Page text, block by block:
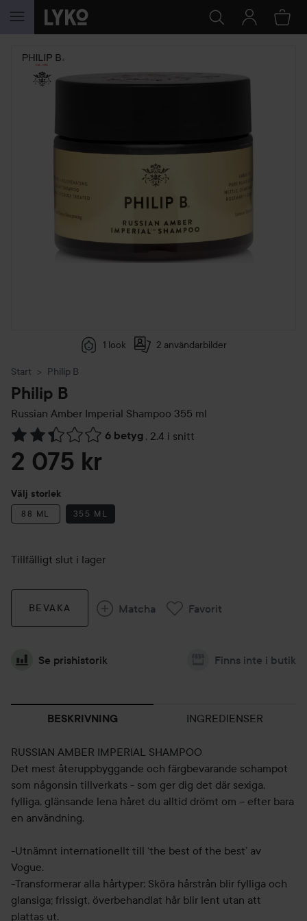
HOPPA TILL INNEHÅLLET
1 look 2 användarbilder
Start Philip B
Philip B
Russian Amber Imperial Shampoo 355 ml
6 betyg , 2.4 i snitt
Hoppa till Betyg & kommentarer
2 075 kr
Välj storlek
88 ML 355 ML
Tillfälligt slut i lager
BEVAKA Matcha Favorit
Se prishistorik Finns inte i butik
BESKRIVNING INGREDIENSER
RUSSIAN AMBER IMPERIAL SHAMPOO
Det mest återuppbyggande och färgbevarande schampot
som någonsin tillverkats - som ger dig det där sexiga,
fylliga, glänsande lena håret du alltid drömt om – efter bara
en användning.
-Utnämnt internationellt till ‘the best of the best’ av
Vogue.
-Transformerar alla hårtyper: Sköra hårstrån blir fylliga och
glansiga; frissigt, överbehandlat hår blir lent utan att
plattas ut.